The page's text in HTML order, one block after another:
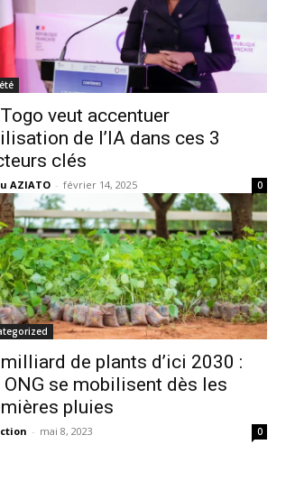
veut accentuer
de l’IA dans ces 3
clés
AZIATO - février 14, 2025 0
milliard de plants d’ici 2030 :
ONG se mobilisent dès les
pluies
- mai 8, 2023 0